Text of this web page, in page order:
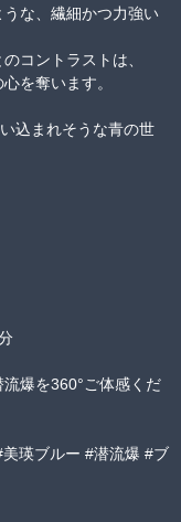
な、繊細かつ力強い
コントラストは、
を奪います。
込まれそうな青の世
爆を360°ご体感くだ
瑛ブルー #潜流爆 #ブ